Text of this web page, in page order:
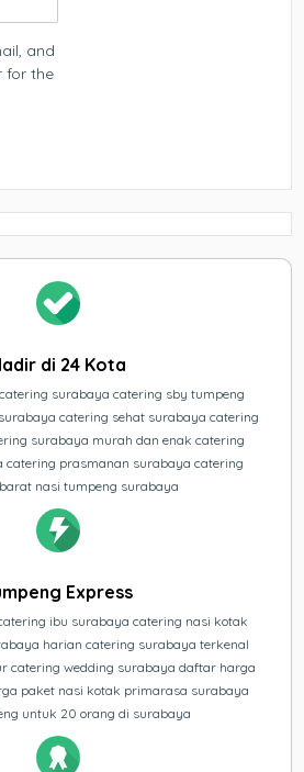
and
for the
di 24 Kota
surabaya catering sby tumpeng
catering sehat surabaya catering
surabaya murah dan enak catering
catering prasmanan surabaya catering
nasi tumpeng surabaya
Express
ibu surabaya catering nasi kotak
harian catering surabaya terkenal
catering wedding surabaya daftar harga
paket nasi kotak primarasa surabaya
untuk 20 orang di surabaya